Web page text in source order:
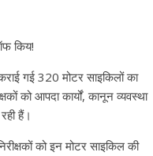
किय!
गई 320 मोटर साइकिलों का
को आपदा कार्यों, कानून व्यवस्था
हैं।
को इन मोटर साइकिल की